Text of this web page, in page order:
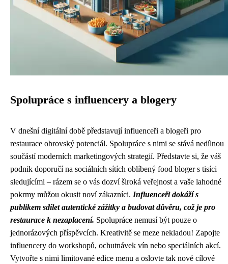
Spolupráce s influencery a blogery
V dnešní digitální době představují influenceři a blogeři pro
restaurace obrovský potenciál. Spolupráce s nimi se stává nedílnou
součástí moderních marketingových strategií. Představte si, že váš
podnik doporučí na sociálních sítích oblíbený food bloger s tisíci
sledujícími – rázem se o vás dozví široká veřejnost a vaše lahodné
pokrmy můžou okusit noví zákazníci. Influenceři dokáží s
publikem sdílet autentické zážitky a budovat důvěru, což je pro
restaurace k nezaplacení. Spolupráce nemusí být pouze o
jednorázových příspěvcích. Kreativitě se meze nekladou! Zapojte
influencery do workshopů, ochutnávek vín nebo speciálních akcí.
Vytvořte s nimi limitované edice menu a oslovte tak nové cílové